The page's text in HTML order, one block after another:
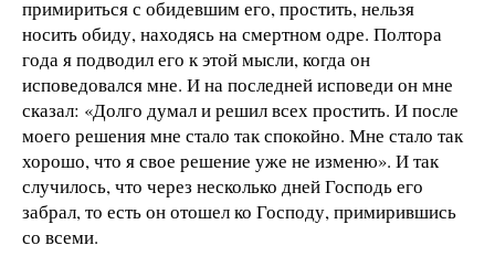
примириться с обидевшим его, простить, нельзя
носить обиду, находясь на смертном одре. Полтора
года я подводил его к этой мысли, когда он
исповедовался мне. И на последней исповеди он мне
сказал: «Долго думал и решил всех простить. И после
моего решения мне стало так спокойно. Мне стало так
хорошо, что я свое решение уже не изменю». И так
случилось, что через несколько дней Господь его
забрал, то есть он отошел ко Господу, примирившись
со всеми.